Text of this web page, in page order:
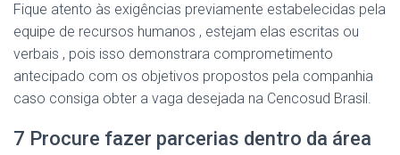
Fique atento às exigências previamente estabelecidas pela
equipe de recursos humanos , estejam elas escritas ou
verbais , pois isso demonstrara comprometimento
antecipado com os objetivos propostos pela companhia
caso consiga obter a vaga desejada na Cencosud Brasil.
7 Procure fazer parcerias dentro da área